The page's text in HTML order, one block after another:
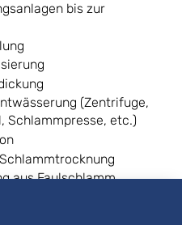
bis zur
(Zentrifuge,
Schlammpresse, etc.)
aus Faulschlamm